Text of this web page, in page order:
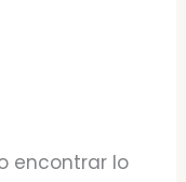
encontrar lo